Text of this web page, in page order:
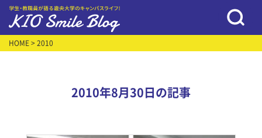
HOME > 2010
2010年8月30日の記事